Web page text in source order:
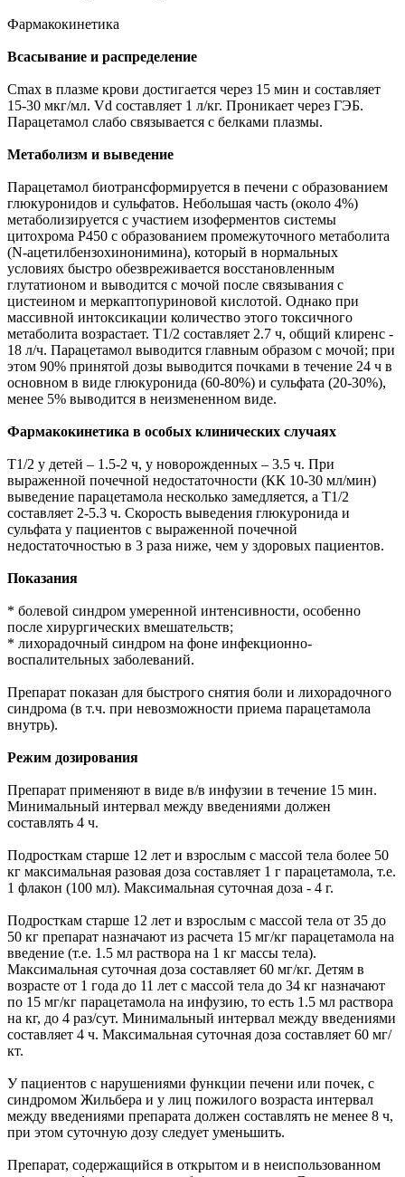
Фармакокинетика
Всасывание и распределение
Cmax в плазме крови достигается через 15 мин и составляет
15-30 мкг/мл. Vd составляет 1 л/кг. Проникает через ГЭБ.
Парацетамол слабо связывается с белками плазмы.
Метаболизм и выведение
Парацетамол биотрансформируется в печени с образованием
глюкуронидов и сульфатов. Небольшая часть (около 4%)
метаболизируется с участием изоферментов системы
цитохрома Р450 с образованием промежуточного метаболита
(N-ацетилбензохинонимина), который в нормальных
условиях быстро обезвреживается восстановленным
глутатионом и выводится с мочой после связывания с
цистеином и меркаптопуриновой кислотой. Однако при
массивной интоксикации количество этого токсичного
метаболита возрастает. T1/2 составляет 2.7 ч, общий клиренс -
18 л/ч. Парацетамол выводится главным образом с мочой; при
этом 90% принятой дозы выводится почками в течение 24 ч в
основном в виде глюкуронида (60-80%) и сульфата (20-30%),
менее 5% выводится в неизмененном виде.
Фармакокинетика в особых клинических случаях
T1/2 у детей – 1.5-2 ч, у новорожденных – 3.5 ч. При
выраженной почечной недостаточности (КК 10-30 мл/мин)
выведение парацетамола несколько замедляется, а T1/2
составляет 2-5.3 ч. Скорость выведения глюкуронида и
сульфата у пациентов с выраженной почечной
недостаточностью в 3 раза ниже, чем у здоровых пациентов.
Показания
* болевой синдром умеренной интенсивности, особенно
после хирургических вмешательств;
* лихорадочный синдром на фоне инфекционно-
воспалительных заболеваний.
Препарат показан для быстрого снятия боли и лихорадочного
синдрома (в т.ч. при невозможности приема парацетамола
внутрь).
Режим дозирования
Препарат применяют в виде в/в инфузии в течение 15 мин.
Минимальный интервал между введениями должен
составлять 4 ч.
Подросткам старше 12 лет и взрослым с массой тела более 50
кг максимальная разовая доза составляет 1 г парацетамола, т.е.
1 флакон (100 мл). Максимальная суточная доза - 4 г.
Подросткам старше 12 лет и взрослым с массой тела от 35 до
50 кг препарат назначают из расчета 15 мг/кг парацетамола на
введение (т.е. 1.5 мл раствора на 1 кг массы тела).
Максимальная суточная доза составляет 60 мг/кг. Детям в
возрасте от 1 года до 11 лет с массой тела до 34 кг назначают
по 15 мг/кг парацетамола на инфузию, то есть 1.5 мл раствора
на кг, до 4 раз/сут. Минимальный интервал между введениями
составляет 4 ч. Максимальная суточная доза составляет 60 мг/
кт.
У пациентов с нарушениями функции печени или почек, с
синдромом Жильбера и у лиц пожилого возраста интервал
между введениями препарата должен составлять не менее 8 ч,
при этом суточную дозу следует уменьшить.
Препарат, содержащийся в открытом и в неиспользованном